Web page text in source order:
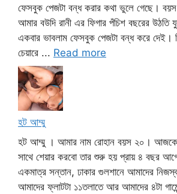
ফেসবুক পেজটা বন্ধ করার কথা ভুলে গেছে।
আমার বউদি রানী এর ফিগার পঁচিশ বছরের
একবার ভাবলাম ফেসবুক পেজটা বন্ধ করে দেই।
চেয়ারে ... Read more
হট আম্মু
হট আম্মু । আমার নাম রোহান বয়স ২০। আজকে
সাথে শেয়ার করবো তার শুরু হয় প্রায় ৪ বছর
একমাত্র সন্তান, ঢাকার গুলশানে আমাদের
আমাদের ফ্লাটটা ১১তলাতে আর আমাদের ৪টা